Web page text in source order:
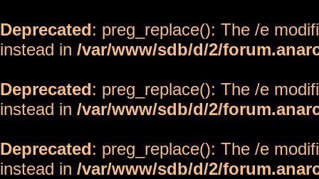
Deprecated: preg_replace(): The /e
instead in /var/www/sdb/d/2/
Deprecated: preg_replace(): The /e
instead in /var/www/sdb/d/2/
Deprecated: preg_replace(): The /e
instead in /var/www/sdb/d/2/